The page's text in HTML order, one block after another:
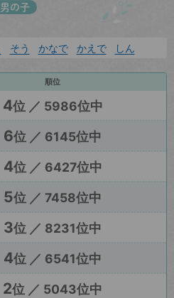
男の子
そう かなで かえで しん
順位
4位 ／ 5986位中
6位 ／ 6145位中
4位 ／ 6427位中
5位 ／ 7458位中
3位 ／ 8231位中
4位 ／ 6541位中
2位 ／ 5043位中